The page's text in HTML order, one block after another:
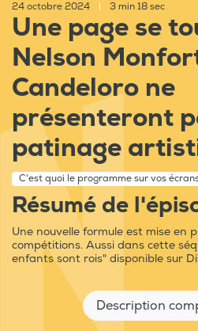
24 octobre 2024 3 min 18 sec
Une page se
Nelson
Candeloro ne
présenteront
patinage
C'est quoi le programme sur vos
Résumé de
Une nouvelle formule est mise en
compétitions. Aussi dans cette
enfants sont rois" disponible sur
Description